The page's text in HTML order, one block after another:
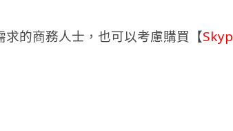
的商務人士，也可以考慮購買【